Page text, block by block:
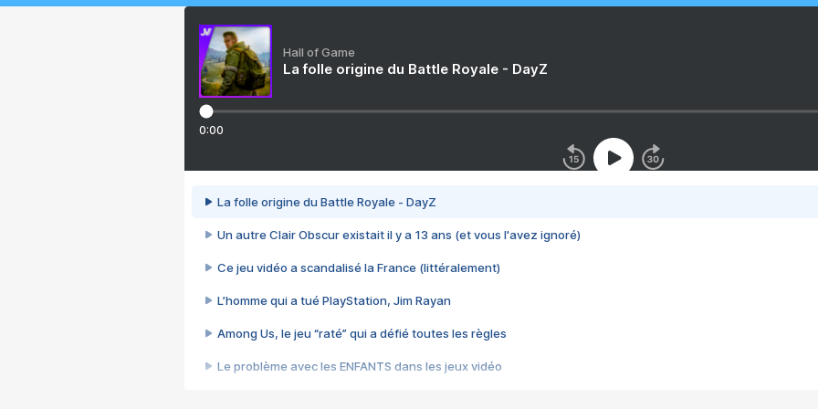
Hall of Game
La folle origine du Battle Royale - DayZ
0:00
La folle origine du Battle Royale - DayZ
Un autre Clair Obscur existait il y a 13 ans (et vous l'avez ignoré)
Ce jeu vidéo a scandalisé la France (littéralement)
L’homme qui a tué PlayStation, Jim Rayan
Among Us, le jeu “raté” qui a défié toutes les règles
Le problème avec les ENFANTS dans les jeux vidéo